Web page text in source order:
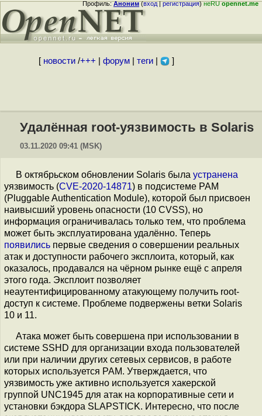
Профиль:Аноним(вход|регистрация)неRUopennet.me
[ новости/+++ форум| теги| ]
Удалённая root-уязвимость в Solaris
03.11.2020 09:41 (MSK)
В октябрьском обновлении Solaris была устранена
уязвимость (CVE-2020-14871) в подсистеме PAM
(Pluggable Authentication Module), которой был присвоен
наивысший уровень опасности (10 CVSS), но
информация ограничивалась только тем, что проблема
может быть эксплуатирована удалённо. Теперь
появились первые сведения о совершении реальных
атак и доступности рабочего эксплоита, который, как
оказалось, продавался на чёрном рынке ещё с апреля
этого года. Эксплоит позволяет
неаутентифицированному атакующему получить root-
доступ к системе. Проблеме подвержены ветки Solaris
10 и 11.
Атака может быть совершена при использовании в
системе SSHD для организации входа пользователей
или при наличии других сетевых сервисов, в работе
которых используется PAM. Утверждается, что
уязвимость уже активно используется хакерской
группой UNC1945 для атак на корпоративные сети и
установки бэкдора SLAPSTICK. Интересно, что после